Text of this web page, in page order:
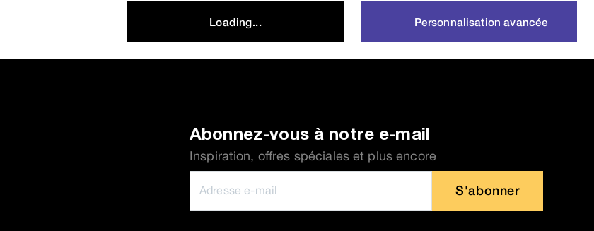
Loading... Personnalisation avancée
Abonnez-vous à notre e-mail
Inspiration, offres spéciales et plus encore
S'abonner